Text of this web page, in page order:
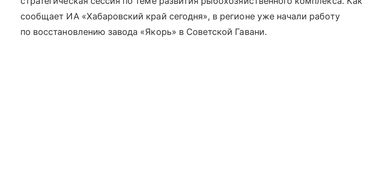
сообщает ИА «Хабаровский край сегодня», в регионе уже начали работу
по восстановлению завода «Якорь» в Советской Гавани.